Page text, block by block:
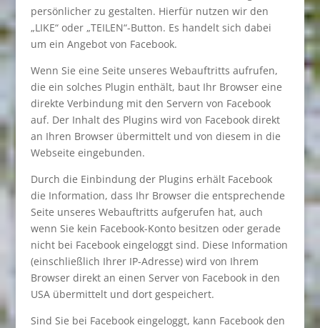
persönlicher zu gestalten. Hierfür nutzen wir den
„LIKE“ oder „TEILEN“-Button. Es handelt sich dabei
um ein Angebot von Facebook.
Wenn Sie eine Seite unseres Webauftritts aufrufen,
die ein solches Plugin enthält, baut Ihr Browser eine
direkte Verbindung mit den Servern von Facebook
auf. Der Inhalt des Plugins wird von Facebook direkt
an Ihren Browser übermittelt und von diesem in die
Webseite eingebunden.
Durch die Einbindung der Plugins erhält Facebook
die Information, dass Ihr Browser die entsprechende
Seite unseres Webauftritts aufgerufen hat, auch
wenn Sie kein Facebook-Konto besitzen oder gerade
nicht bei Facebook eingeloggt sind. Diese Information
(einschließlich Ihrer IP-Adresse) wird von Ihrem
Browser direkt an einen Server von Facebook in den
USA übermittelt und dort gespeichert.
Sind Sie bei Facebook eingeloggt, kann Facebook den